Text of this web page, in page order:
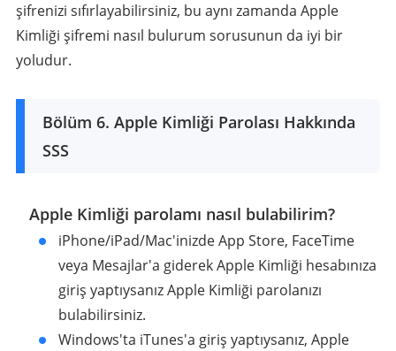
şifrenizi sıfırlayabilirsiniz, bu aynı zamanda Apple
Kimliği şifremi nasıl bulurum sorusunun da iyi bir
yoludur.
Bölüm 6. Apple Kimliği Parolası Hakkında
SSS
Apple Kimliği parolamı nasıl bulabilirim?
iPhone/iPad/Mac'inizde App Store, FaceTime
veya Mesajlar'a giderek Apple Kimliği hesabınıza
giriş yaptıysanız Apple Kimliği parolanızı
bulabilirsiniz.
Windows'ta iTunes'a giriş yaptıysanız, Apple